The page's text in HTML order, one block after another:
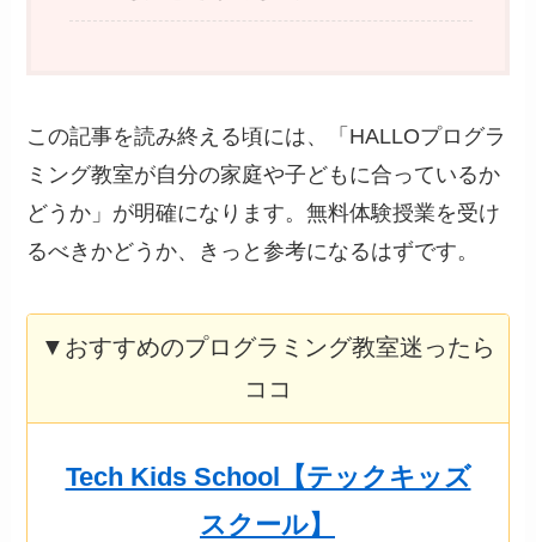
この記事を読み終える頃には、「HALLOプログラ
ミング教室が自分の家庭や子どもに合っているか
どうか」が明確になります。無料体験授業を受け
るべきかどうか、きっと参考になるはずです。
▼おすすめのプログラミング教室迷ったら
ココ
Tech Kids School【テックキッズ
スクール】